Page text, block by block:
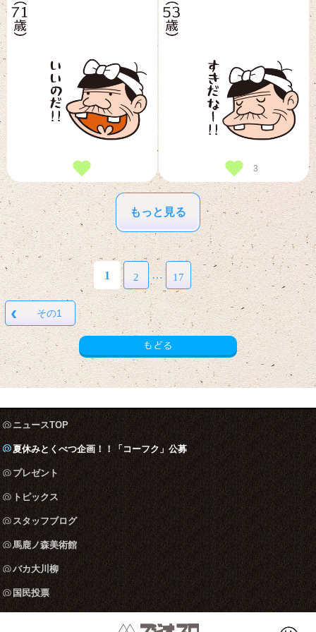
3
もっと見る
1 2 … 17
‹ その1
もどる
ニュースTOP
夏休みとくべつ企画！！「コーフク」公募
プレゼント
トピックス
スタッフブログ
馬鹿ノ森美術館
バカ大川柳
国民投票